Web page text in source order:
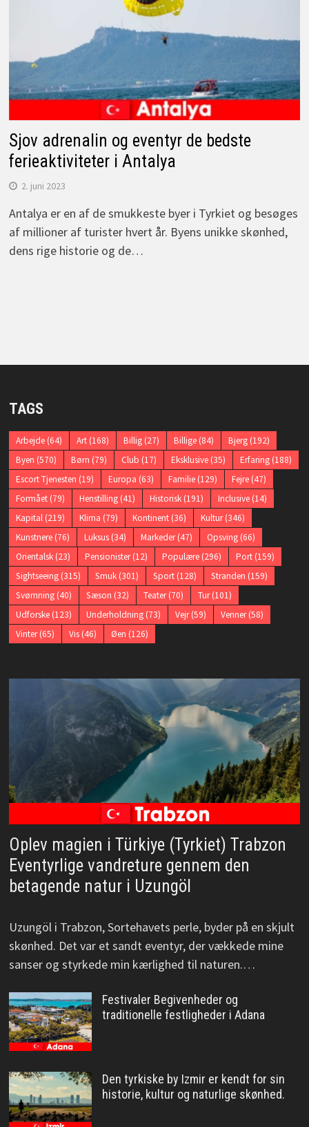
Sjov adrenalin og eventyr de bedste
ferieaktiviteter i Antalya
2. juni 2023
Antalya er en af de smukkeste byer i Tyrkiet og besøges
af millioner af turister hvert år. Byens unikke skønhed,
dens rige historie og de…
TAGS
Arbejde(64) Art(168) Billig(27) Billige(84) Bjerg(192)
Byen (570) Børn (79) Club (17) Eksklusive(35) Erfaring(188)
Escort Tjenesten (19) Europa (63) Familie(129) Fejre(47)
Formået(79) Henstilling(41) Historisk(191) Inclusive(14)
Kapital(219) Klima (79) Kontinent(36) Kultur(346)
Kunstnere(76) Luksus(34) Markeder(47) Opsving(66)
Orientalsk(23) Pensionister(12) Populære(296) Port(159)
Sightseeing(315) Smuk(301) Sport(128) Stranden (159)
Svømning(40) Sæson (32) Teater(70) Tur(101)
Udforske(123) Underholdning(73) Vejr(59) Venner(58)
Vinter(65) Vis(46) Øen (126)
Oplev magien i Türkiye (Tyrkiet) Trabzon
Eventyrlige vandreture gennem den
betagende natur i Uzungöl
Uzungöl i Trabzon, Sortehavets perle, byder på en skjult
skønhed. Det var et sandt eventyr, der vækkede mine
sanser og styrkede min kærlighed til naturen.…
Festivaler Begivenheder og
traditionelle festligheder i Adana
Den tyrkiske by Izmir er kendt for sin
historie, kultur og naturlige skønhed.